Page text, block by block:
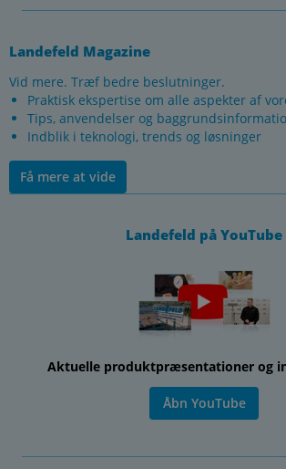
Landefeld Magazine
Vid mere. Træf bedre beslutninger.
Praktisk ekspertise om alle aspekter af
Tips, anvendelser og
Indblik i teknologi, trends og løsninger
Få mere at vide
Landefeld på YouTube
Aktuelle produktpræsentationer og
Åbn YouTube